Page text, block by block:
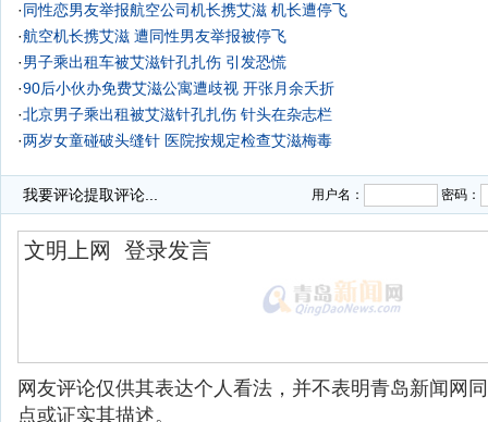
·同性恋男友举报航空公司机长携艾滋 机长遭停飞
·航空机长携艾滋 遭同性男友举报被停飞
·男子乘出租车被艾滋针孔扎伤 引发恐慌
·90后小伙办免费艾滋公寓遭歧视 开张月余夭折
·北京男子乘出租被艾滋针孔扎伤 针头在杂志栏
·两岁女童碰破头缝针 医院按规定检查艾滋梅毒
我要评论提取评论... 用户名： 密码：
网友评论仅供其表达个人看法，并不表明青岛新闻网
点或证实其描述。